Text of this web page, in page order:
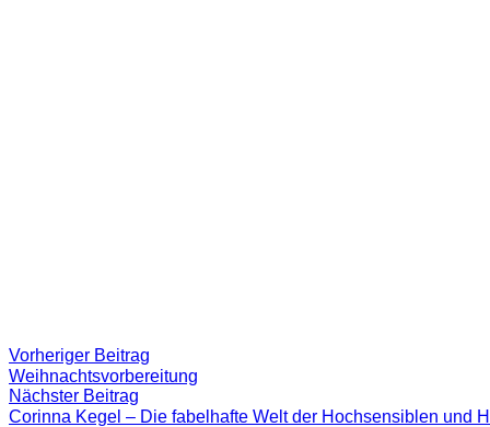
Beitragsnavigation
Vorheriger Beitrag
Beitrag:
Weihnachtsvorbereitung
Nächster Beitrag
Beitrag
Corinna Kegel – Die fabelhafte Welt der Hochsensiblen und